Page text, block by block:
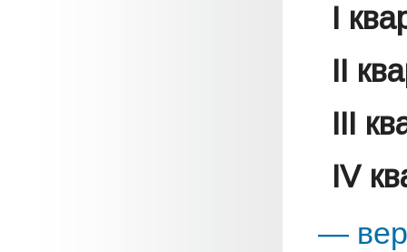
I
II
III
IV
—